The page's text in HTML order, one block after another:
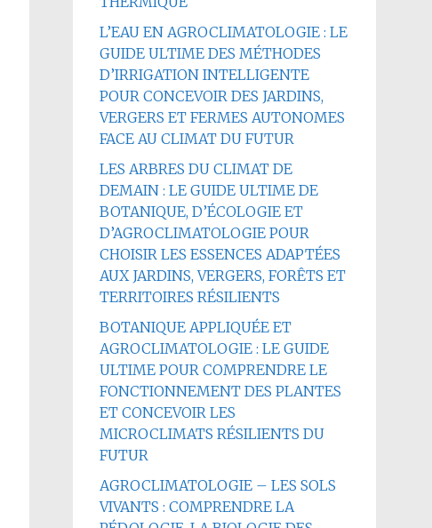
L’EAU EN AGROCLIMATOLOGIE : LE
GUIDE ULTIME DES MÉTHODES
D’IRRIGATION INTELLIGENTE
POUR CONCEVOIR DES JARDINS,
VERGERS ET FERMES AUTONOMES
FACE AU CLIMAT DU FUTUR
LES ARBRES DU CLIMAT DE
DEMAIN : LE GUIDE ULTIME DE
BOTANIQUE, D’ÉCOLOGIE ET
D’AGROCLIMATOLOGIE POUR
CHOISIR LES ESSENCES ADAPTÉES
AUX JARDINS, VERGERS, FORÊTS ET
TERRITOIRES RÉSILIENTS
BOTANIQUE APPLIQUÉE ET
AGROCLIMATOLOGIE : LE GUIDE
ULTIME POUR COMPRENDRE LE
FONCTIONNEMENT DES PLANTES
ET CONCEVOIR LES
MICROCLIMATS RÉSILIENTS DU
FUTUR
AGROCLIMATOLOGIE – LES SOLS
VIVANTS : COMPRENDRE LA